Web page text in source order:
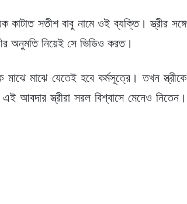
কাটাত সতীশ বাবু নামে ওই ব্যক্তি। স্ত্রীর সঙ্গে
অনুমতি নিয়েই সে ভিডিও করত।
মাঝে যেতেই হবে কর্মসূত্রে। তখন স্ত্রীকে
আবদার স্ত্রীরা সরল বিশ্বাসে মেনেও নিতেন।